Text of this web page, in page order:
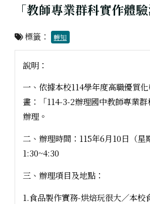
「教師專業群科實作體驗
標籤： 轉知
說明：
一、依據本校114學年度高職優質
畫：「114-3-2辦理國中教師專業群
辦理。
二、辦理時間：115年6月10日（星
1:30~4:30
三、辦理項目及地點：
1.食品製作實務-烘焙玩很大／本校